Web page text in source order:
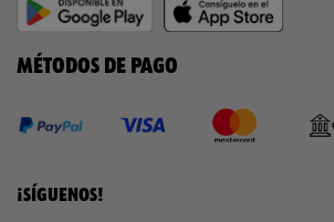
MÉTODOS DE PAGO
¡SÍGUENOS!